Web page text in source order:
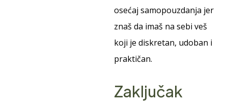
osećaj samopouzdanja jer
znaš da imaš na sebi veš
koji je diskretan, udoban i
praktičan.
Zaključak